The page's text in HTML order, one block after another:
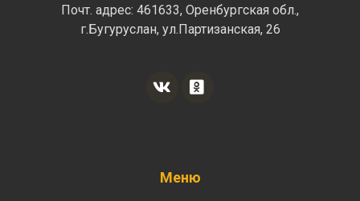
Почт. адрес: 461633, Оренбургская обл.,
г.Бугуруслан, ул.Партизанская, 26
Меню